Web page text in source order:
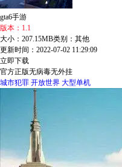
gta6手游
版本：1.1
大小：207.15MB类别：其他
更新时间：2022-07-02 11:29:09
立即下载
官方正版无病毒无外挂
城市犯罪 开放世界 大型单机